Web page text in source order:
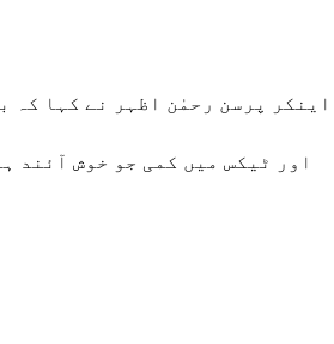
اینکر پرسن رحمٰن اظہر نے کہا کہ
اور ٹیکس میں کمی جو خوش آئند